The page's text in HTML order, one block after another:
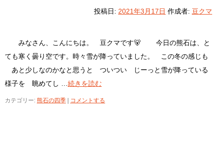
投稿日: 2021年3月17日 作成者: 豆クマ
みなさん、こんにちは。 豆クマです🐻 今日の熊石は、と
ても寒く曇り空です。時々雪が降っていました。 この冬の感じも
あと少しなのかなと思うと ついつい じーっと雪が降っている
様子を 眺めてし … 続きを読む
カテゴリー: 熊石の四季 コメントする